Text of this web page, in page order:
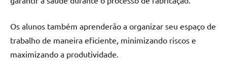
Os alunos também aprenderão a organizar seu espaço de
trabalho de maneira eficiente, minimizando riscos e
maximizando a produtividade.